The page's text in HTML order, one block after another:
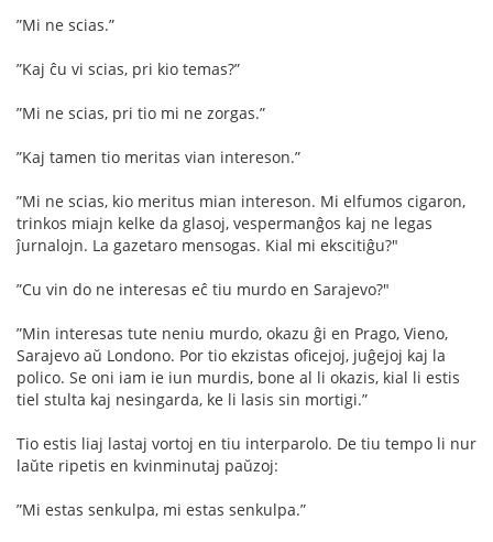
”Mi ne scias.”
”Kaj ĉu vi scias, pri kio temas?”
”Mi ne scias, pri tio mi ne zorgas.”
”Kaj tamen tio meritas vian intereson.”
”Mi ne scias, kio meritus mian intereson. Mi elfumos cigaron,
trinkos miajn kelke da glasoj, vespermanĝos kaj ne legas
ĵurnalojn. La gazetaro mensogas. Kial mi ekscitiĝu?"
”Cu vin do ne interesas eĉ tiu murdo en Sarajevo?"
”Min interesas tute neniu murdo, okazu ĝi en Prago, Vieno,
Sarajevo aŭ Londono. Por tio ekzistas oﬁcejoj, juĝejoj kaj la
polico. Se oni iam ie iun murdis, bone al li okazis, kial li estis
tiel stulta kaj nesingarda, ke li lasis sin mortigi.”
Tio estis liaj lastaj vortoj en tiu interparolo. De tiu tempo li nur
laŭte ripetis en kvinminutaj paŭzoj:
”Mi estas senkulpa, mi estas senkulpa.”